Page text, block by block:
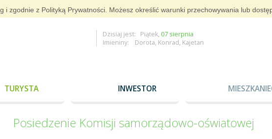
i zgodnie z Polityką Prywatności. Możesz określić warunki przechowywania lub
Dzisiaj jest: Piątek, 07 sierpnia
Imieniny: Dorota, Konrad, Kajetan
TURYSTA INWESTOR
Posiedzenie Komisji samorządowo-oświatowej